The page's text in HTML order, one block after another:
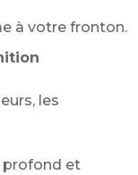
à votre fronton.
les
profond et